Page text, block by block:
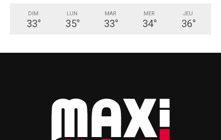
DIM
33°
LUN
35°
MAR
33°
MER
34°
JEU
36°